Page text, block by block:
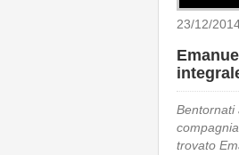
23/12/
Bentornati
trovato